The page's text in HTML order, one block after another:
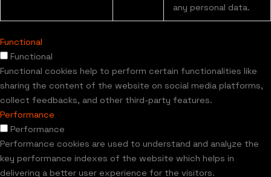
any personal data.
Functional
Functional
Functional cookies help to perform certain functionalities like
sharing the content of the website on social media platforms,
collect feedbacks, and other third-party features.
Performance
Performance
Performance cookies are used to understand and analyze the
key performance indexes of the website which helps in
delivering a better user experience for the visitors.